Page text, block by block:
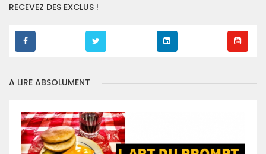
RECEVEZ DES EXCLUS !
A LIRE ABSOLUMENT